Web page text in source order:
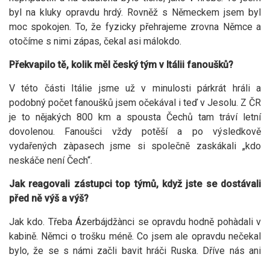
byl na kluky opravdu hrdý. Rovněž s Německem jsem byl
moc spokojen. To, že fyzicky přehrajeme zrovna Němce a
otočíme s nimi zápas, čekal asi málokdo.
Překvapilo tě, kolik měl český tým v Itálii fanoušků?
V této části Itálie jsme už v minulosti párkrát hráli a
podobný počet fanoušků jsem očekával i teď v Jesolu. Z ČR
je to nějakých 800 km a spousta Čechů tam tráví letní
dovolenou. Fanoušci vždy potěší a po výsledkově
vydařených zàpasech jsme si společně zaskákali „kdo
neskáče není Čech“.
Jak reagovali zástupci top týmů, když jste se dostávali
před ně výš a výš?
Jak kdo. Třeba Ázerbájdžànci se opravdu hodně pohàdali v
kabině. Němci o trošku méně. Co jsem ale opravdu nečekal
bylo, že se s námi začli bavit hráči Ruska. Dříve nás ani